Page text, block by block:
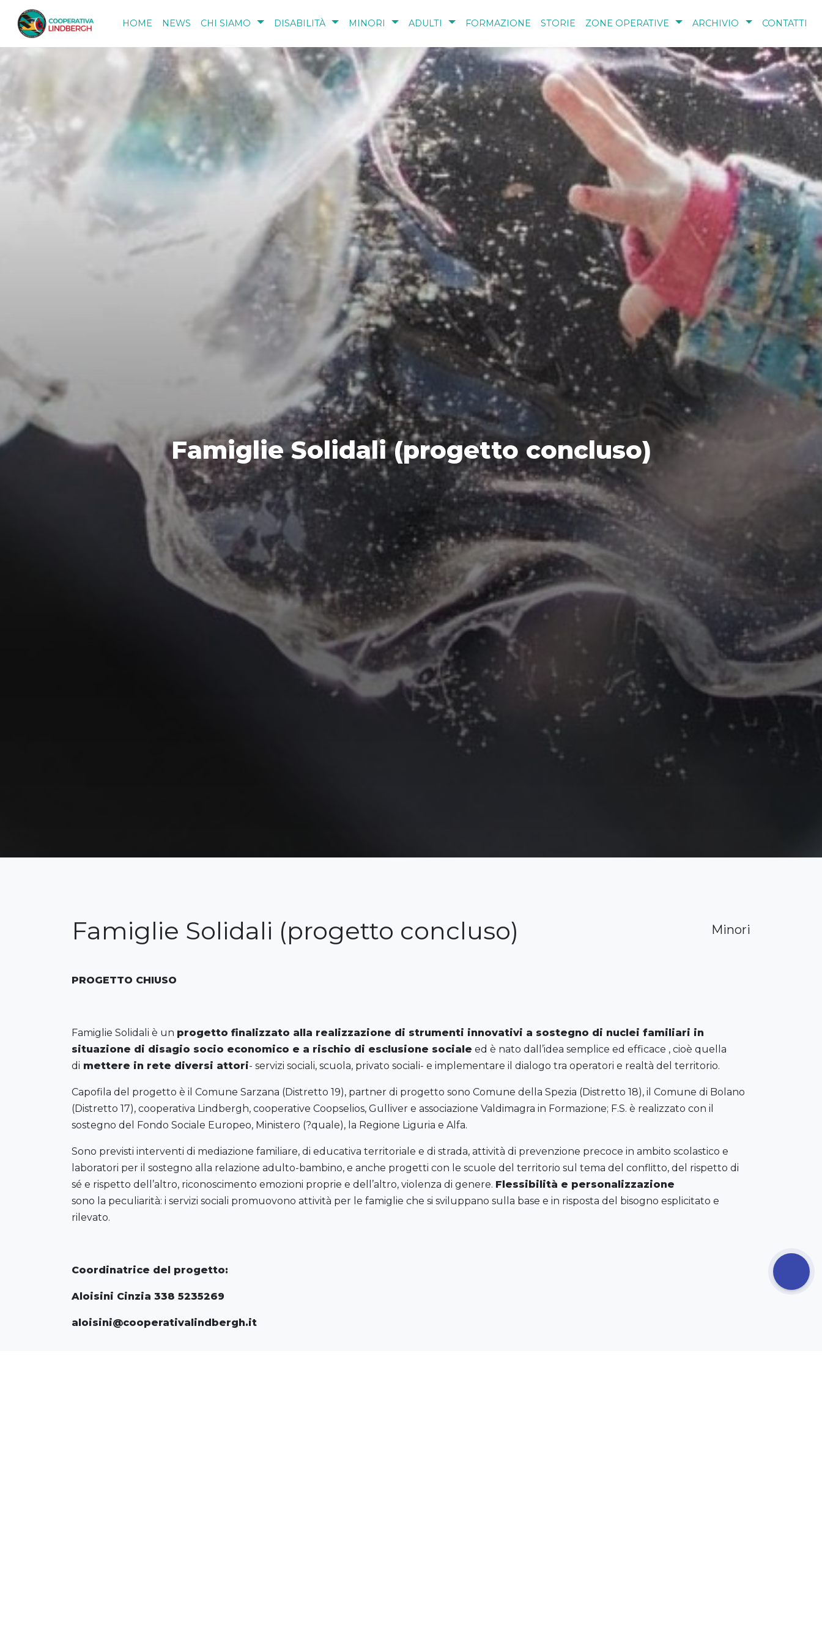
Salta al contenuto principale
HOME NEWS CHI SIAMO DISABILITÀ MINORI ADULTI FORMAZIONE STORIE ZONE OPERATIVE ARCHIVIO CONTATTI
Famiglie Solidali (progetto concluso)
Famiglie Solidali (progetto concluso) Minori
PROGETTO CHIUSO
Famiglie Solidali è un progetto finalizzato alla realizzazione di strumenti innovativi a sostegno di nuclei familiari in
situazione di disagio socio economico e a rischio di esclusione sociale ed è nato dall’idea semplice ed efficace , cioè quella
di mettere in rete diversi attori- servizi sociali, scuola, privato sociali- e implementare il dialogo tra operatori e realtà del territorio.
Capofila del progetto è il Comune Sarzana (Distretto 19), partner di progetto sono Comune della Spezia (Distretto 18), il Comune di Bolano
(Distretto 17), cooperativa Lindbergh, cooperative Coopselios, Gulliver e associazione Valdimagra in Formazione; F.S. è realizzato con il
sostegno del Fondo Sociale Europeo, Ministero (?quale), la Regione Liguria e Alfa.
Sono previsti interventi di mediazione familiare, di educativa territoriale e di strada, attività di prevenzione precoce in ambito scolastico e
laboratori per il sostegno alla relazione adulto-bambino, e anche progetti con le scuole del territorio sul tema del conflitto, del rispetto di
sé e rispetto dell’altro, riconoscimento emozioni proprie e dell’altro, violenza di genere. Flessibilità e personalizzazione
sono la peculiarità: i servizi sociali promuovono attività per le famiglie che si sviluppano sulla base e in risposta del bisogno esplicitato e
rilevato.
Coordinatrice del progetto:
Aloisini Cinzia 338 5235269
aloisini@cooperativalindbergh.it